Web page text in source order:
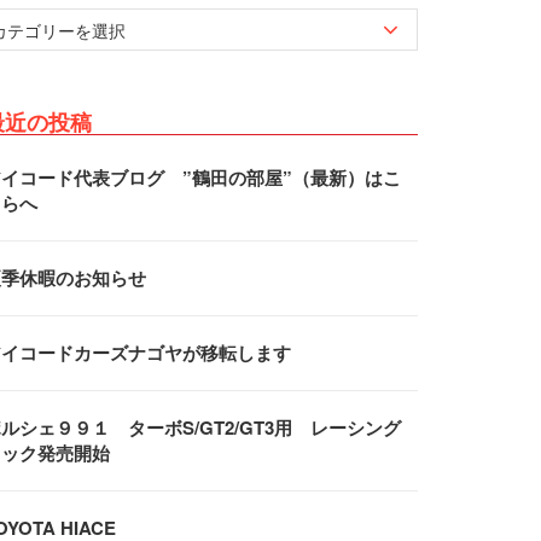
の投稿
コード代表ブログ ”鶴田の部屋”（最新）はこ
へ
休暇のお知らせ
コードカーズナゴヤが移転します
シェ９９１ ターボS/GT2/GT3用 レーシング
ク発売開始
HIACE